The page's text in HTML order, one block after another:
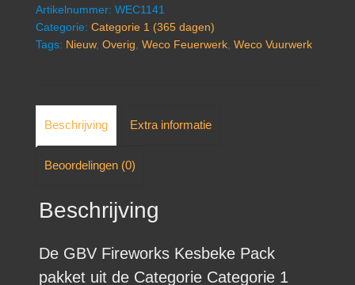
Artikelnummer: WEC1141
Categorie: Categorie 1 (365 dagen)
Tags: Nieuw, Overig Weco Feuerwerk Weco Vuurwerk
Beschrijving Extra informatie
Beoordelingen (0)
Beschrijving
De GBV Fireworks Kesbeke Pack
pakket uit de Categorie Categorie 1